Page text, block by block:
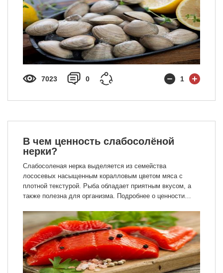
7023 0 1
В чем ценность слабосолёной
нерки?
Слабосоленая нерка выделяется из семейства
лососевых насыщенным коралловым цветом мяса с
плотной текстурой. Рыба обладает приятным вкусом, а
также полезна для организма. Подробнее о ценности